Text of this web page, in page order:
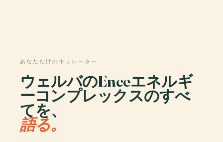
あなただけのキュレーター
ウェルバのEnceエネルギ
ーコンプレックスのすべ
てを、
語る。